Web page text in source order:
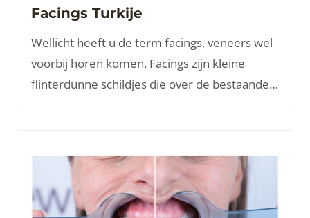
Facings Turkije
Wellicht heeft u de term facings, veneers wel
voorbij horen komen. Facings zijn kleine
flinterdunne schildjes die over de bestaande